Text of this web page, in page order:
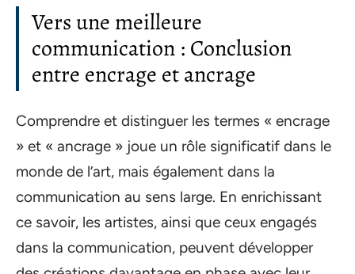
Vers une meilleure
communication : Conclusion
entre encrage et ancrage
Comprendre et distinguer les termes « encrage
» et « ancrage » joue un rôle significatif dans le
monde de l’art, mais également dans la
communication au sens large. En enrichissant
ce savoir, les artistes, ainsi que ceux engagés
dans la communication, peuvent développer